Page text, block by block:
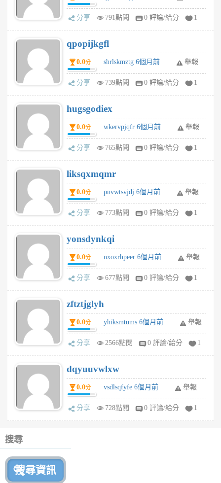
分享 791點閱 0 評論/給分 1
qpopijkgfl
0.0分 shrlskmztg 6個月前 舉報
分享 739點閱 0 評論/給分 1
hugsgodiex
0.0分 wkervpjqfr 6個月前 舉報
分享 765點閱 0 評論/給分 1
liksqxmqmr
0.0分 pnvwtsvjdj 6個月前 舉報
分享 773點閱 0 評論/給分 1
yonsdynkqi
0.0分 nxoxrhpeer 6個月前 舉報
分享 677點閱 0 評論/給分 1
zftztjglyh
0.0分 yhiksmtums 6個月前 舉報
分享 2566點閱 0 評論/給分 1
dqyuuvwlxw
0.0分 vsdlsqfyfe 6個月前 舉報
分享 728點閱 0 評論/給分 1
搜尋